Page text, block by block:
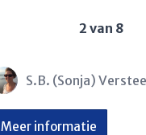
2 van 8
S.B. (Sonja)
Meer informatie